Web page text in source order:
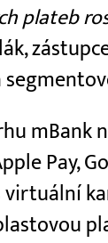
plateb
mBank
Pay,
virtuální